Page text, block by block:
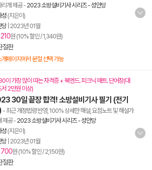
리개 제공- 2023 소방설비기사 시리즈 - 성안당
성 (지은이)
당| 2023년 01월
원 (10% 할인 / 1,340원)
절판
개페이지에서 분철 선택 가능
이 가장 많이 따는 자격증 + 북엔드. 피크닉 매트. 단어장(대
서 2만원 이상)
30일 끝장 합격! 소방설비기사 필기 (전기
- 최근 개정법령 반영, 100% 상세한 해설, 요점노트 및 해설가
제공- 2023 소방설비기사 시리즈 - 성안당
성 (지은이)
당| 2023년 01월
원 (10% 할인 / 2,150원)
절판